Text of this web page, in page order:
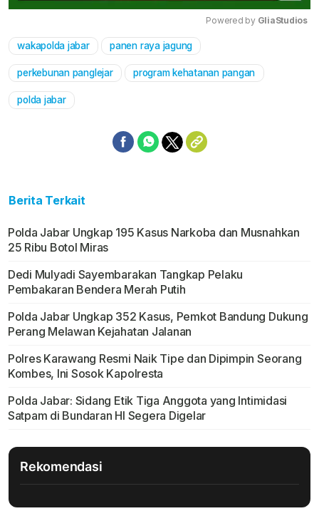
Powered by GliaStudios
wakapolda jabar panen raya jagung
perkebunan panglejar program kehatanan pangan
polda jabar
Berita Terkait
Polda Jabar Ungkap 195 Kasus Narkoba dan Musnahkan
25 Ribu Botol Miras
Dedi Mulyadi Sayembarakan Tangkap Pelaku
Pembakaran Bendera Merah Putih
Polda Jabar Ungkap 352 Kasus, Pemkot Bandung Dukung
Perang Melawan Kejahatan Jalanan
Polres Karawang Resmi Naik Tipe dan Dipimpin Seorang
Kombes, Ini Sosok Kapolresta
Polda Jabar: Sidang Etik Tiga Anggota yang Intimidasi
Satpam di Bundaran HI Segera Digelar
Rekomendasi